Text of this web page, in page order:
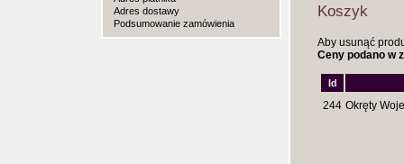
Adres dostawy
Podsumowanie zamówienia
Koszyk
Aby usunąć
Ceny podano w
Id
244 Okręty